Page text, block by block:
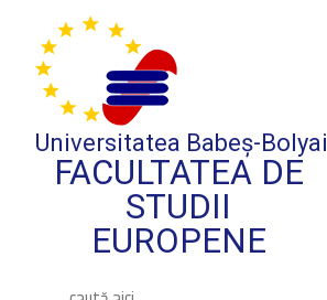
Universitatea Babeș-Bolyai
FACULTATEA DE
STUDII
EUROPENE